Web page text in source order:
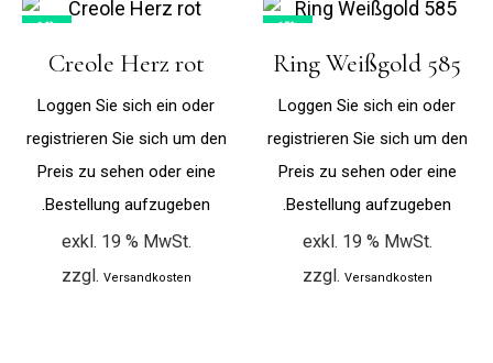
16%
Creole Herz rot
Loggen Sie sich ein oder
registrieren Sie sich um den
Preis zu sehen oder eine
Bestellung aufzugeben.
exkl. 19 % MwSt.
zzgl. Versandkosten
15%
Ring Weißgold 585
Loggen Sie sich ein oder
registrieren Sie sich um den
Preis zu sehen oder eine
Bestellung aufzugeben.
exkl. 19 % MwSt.
zzgl. Versandkosten